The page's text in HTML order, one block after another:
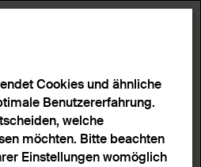
Cookies und ähnliche
Benutzererfahrung.
welche
möchten. Bitte beachten
Einstellungen womöglich